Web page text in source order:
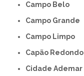
Campo Belo
Campo Grande
Campo Limpo
Capão Redondo
Cidade Ademar